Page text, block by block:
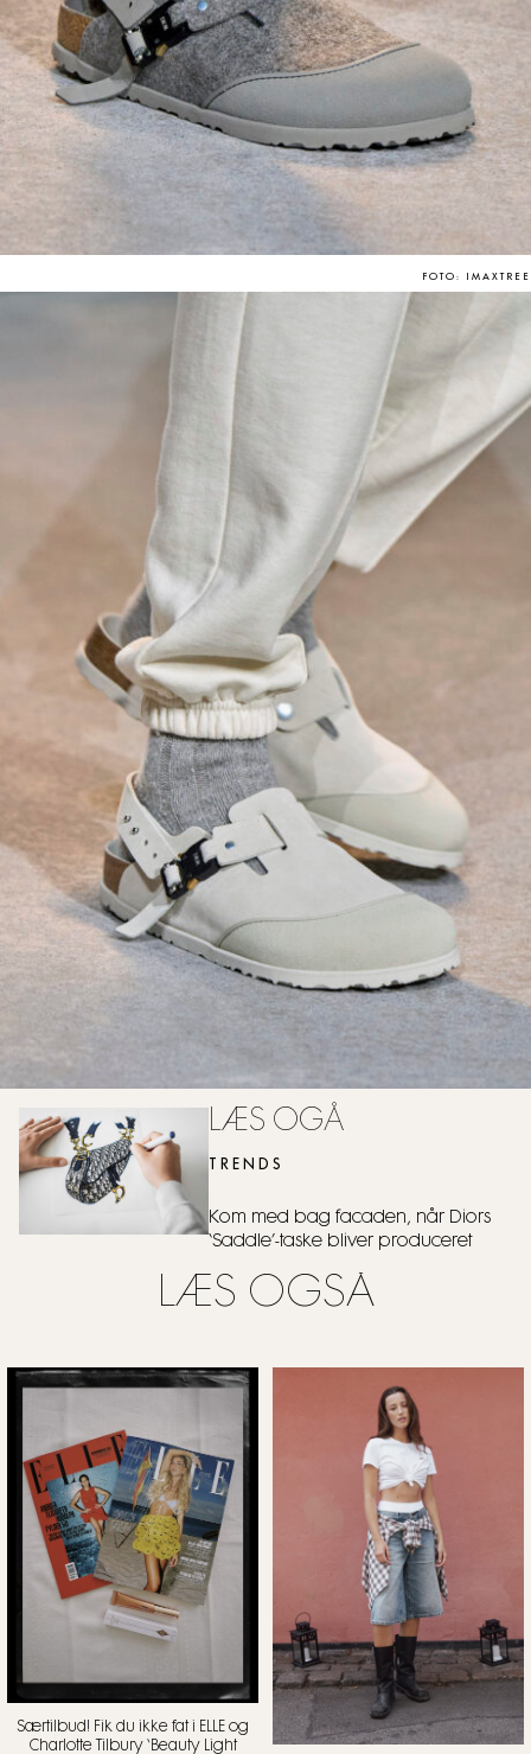
FOTO: IMAXTREE
LÆS OGÅ
TRENDS
Kom med bag facaden, når Diors
‘Saddle’-taske bliver produceret
LÆS OGSÅ
Særtilbud! Fik du ikke fat i ELLE og
Charlotte Tilbury ‘Beauty Light